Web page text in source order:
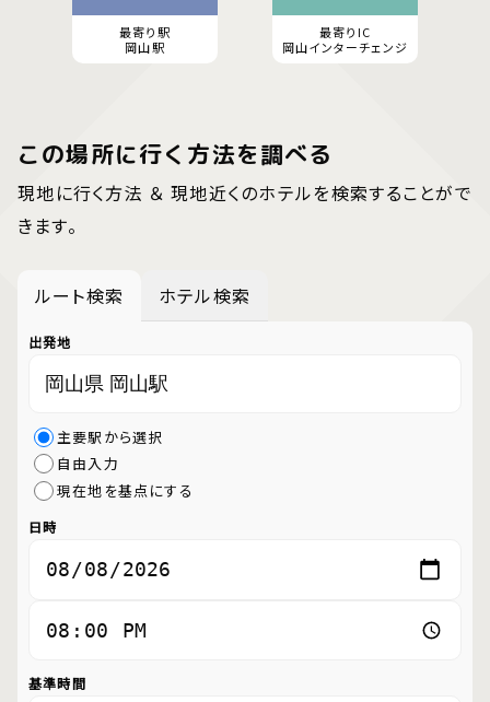
最寄り駅
岡山駅
最寄りIC
岡山インターチェンジ
この場所に行く方法を調べる
現地に行く方法 ＆ 現地近くのホテルを検索することがで
きます。
ルート検索 ホテル検索
出発地
主要駅から選択
自由入力
現在地を基点にする
日時
基準時間